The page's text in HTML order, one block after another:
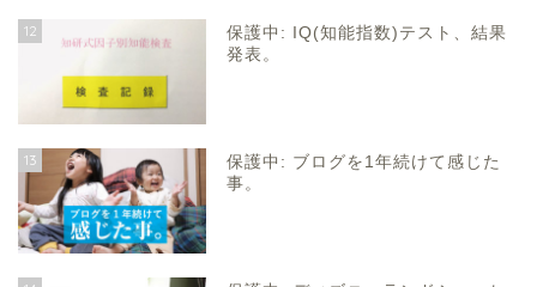
12
保護中: IQ(知能指数)テスト、結果
発表。
13
保護中: ブログを1年続けて感じた
事。